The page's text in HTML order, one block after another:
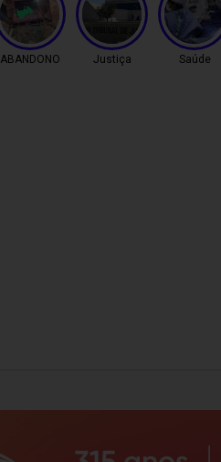
ABANDONO Justiça Saúde